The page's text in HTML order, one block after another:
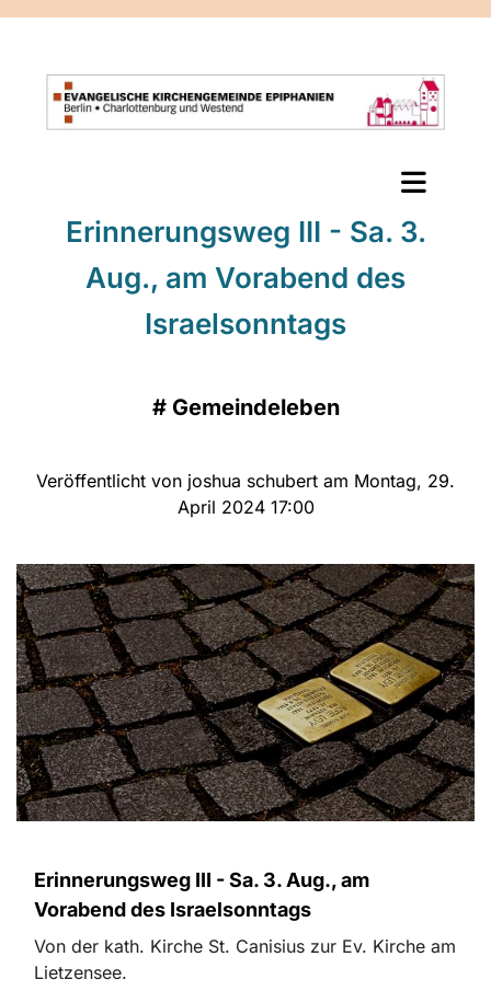
Erinnerungsweg III - Sa. 3.
Aug., am Vorabend des
Israelsonntags
# Gemeindeleben
Veröffentlicht von joshua schubert am Montag, 29.
April 2024 17:00
Erinnerungsweg III - Sa. 3. Aug., am
Vorabend des Israelsonntags
Von der kath. Kirche St. Canisius zur Ev. Kirche am
Lietzensee.